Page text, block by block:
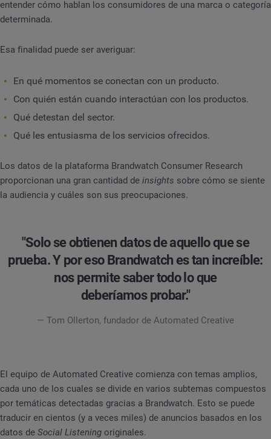
entender cómo hablan los consumidores de una marca o categoría
determinada.
Esa finalidad puede ser averiguar:
En qué momentos se conectan con un producto.
Con quién están cuando interactúan con los productos.
Qué detestan del sector.
Qué les entusiasma de los servicios ofrecidos.
Los datos de la plataforma Brandwatch Consumer Research
proporcionan una gran cantidad de insights sobre cómo se siente
la audiencia y cuáles son sus preocupaciones.
"Solo se obtienen datos de aquello que se
prueba. Y por eso Brandwatch es tan increíble:
nos permite saber todo lo que
deberíamos probar."
— Tom Ollerton, fundador de Automated Creative
El equipo de Automated Creative comienza con temas amplios,
cada uno de los cuales se divide en varios subtemas compuestos
por temáticas detectadas gracias a Brandwatch. Esto se puede
traducir en cientos (y a veces miles) de anuncios basados en los
datos de Social Listening originales.